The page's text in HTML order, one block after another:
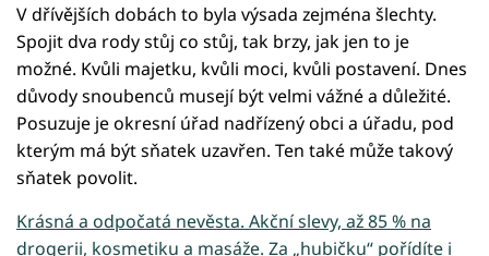
V dřívějších dobách to byla výsada zejména šlechty.
Spojit dva rody stůj co stůj, tak brzy, jak jen to je
možné. Kvůli majetku, kvůli moci, kvůli postavení. Dnes
důvody snoubenců musejí být velmi vážné a důležité.
Posuzuje je okresní úřad nadřízený obci a úřadu, pod
kterým má být sňatek uzavřen. Ten také může takový
sňatek povolit.
Krásná a odpočatá nevěsta. Akční slevy, až 85 % na
drogerii, kosmetiku a masáže. Za „hubičku“ pořídíte i